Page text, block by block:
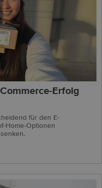
Erfolg
für den E-
Home-Optionen